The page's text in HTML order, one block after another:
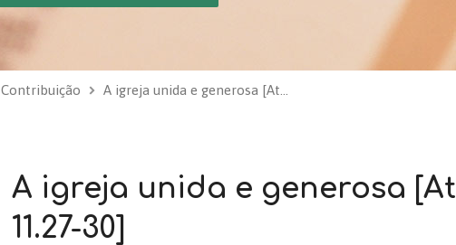
Contribuição A igreja unida e generosa [At…
A igreja unida e generosa [At
11.27-30]